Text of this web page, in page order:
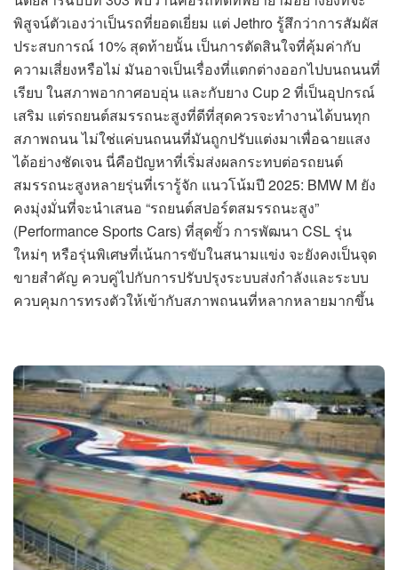
พิสูจน์ตัวเองว่าเป็นรถที่ยอดเยี่ยม แต่ Jethro รู้สึกว่าการสัมผัส
ประสบการณ์ 10% สุดท้ายนั้น เป็นการตัดสินใจที่คุ้มค่ากับ
ความเสี่ยงหรือไม่ มันอาจเป็นเรื่องที่แตกต่างออกไปบนถนนที่
เรียบ ในสภาพอากาศอบอุ่น และกับยาง Cup 2 ที่เป็นอุปกรณ์
เสริม แต่รถยนต์สมรรถนะสูงที่ดีที่สุดควรจะทำงานได้บนทุก
สภาพถนน ไม่ใช่แค่บนถนนที่มันถูกปรับแต่งมาเพื่อฉายแสง
ได้อย่างชัดเจน นี่คือปัญหาที่เริ่มส่งผลกระทบต่อรถยนต์
สมรรถนะสูงหลายรุ่นที่เรารู้จัก แนวโน้มปี 2025: BMW M ยัง
คงมุ่งมั่นที่จะนำเสนอ “รถยนต์สปอร์ตสมรรถนะสูง”
(Performance Sports Cars) ที่สุดขั้ว การพัฒนา CSL รุ่น
ใหม่ๆ หรือรุ่นพิเศษที่เน้นการขับในสนามแข่ง จะยังคงเป็นจุด
ขายสำคัญ ควบคู่ไปกับการปรับปรุงระบบส่งกำลังและระบบ
ควบคุมการทรงตัวให้เข้ากับสภาพถนนที่หลากหลายมากขึ้น